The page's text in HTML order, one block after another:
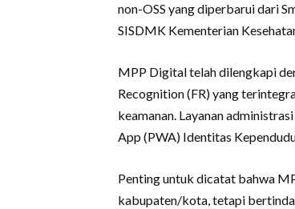
non-OSS yang diperbarui dari
SISDMK Kementerian
MPP Digital telah dilengkapi
Recognition (FR) yang
keamanan. Layanan
App (PWA) Identitas
Penting untuk dicatat bahwa
kabupaten/kota, tetapi